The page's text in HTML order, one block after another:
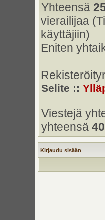
Yhteensä
vierailijaa
käyttäjiin)
Eniten
Selite ::
Viestejä
yhteensä
Kirjaudu sisään